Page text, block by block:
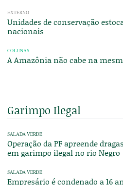
EXTERNO
Unidades de conservação
nacionais
COLUNAS
A Amazônia não cabe na
Garimpo Ilegal
SALADA VERDE
Operação da PF apreende
em garimpo ilegal no rio Negro
SALADA VERDE
Empresário é condenado a 16